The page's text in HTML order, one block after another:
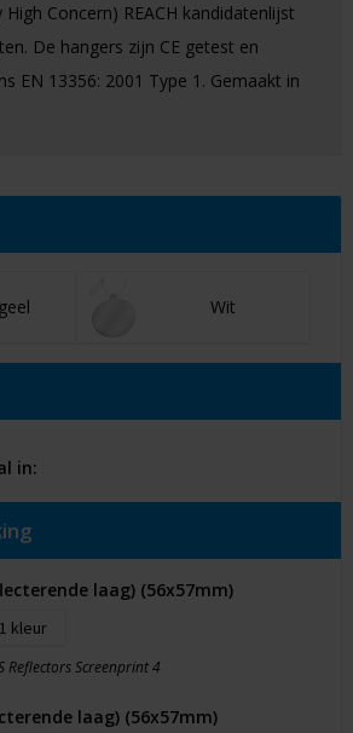
Concern) REACH kandidatenlijst
De hangers zijn CE getest en
EN 13356: 2001 Type 1. Gemaakt in
Wit
in:
laag) (56x57mm)
1
Reflectors Screenprint 4
laag) (56x57mm)